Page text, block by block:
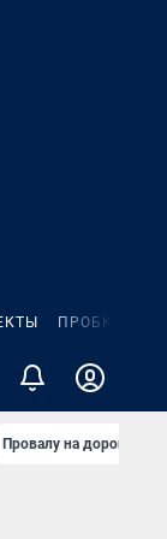
ПРОБКИ
Провалу на дороге